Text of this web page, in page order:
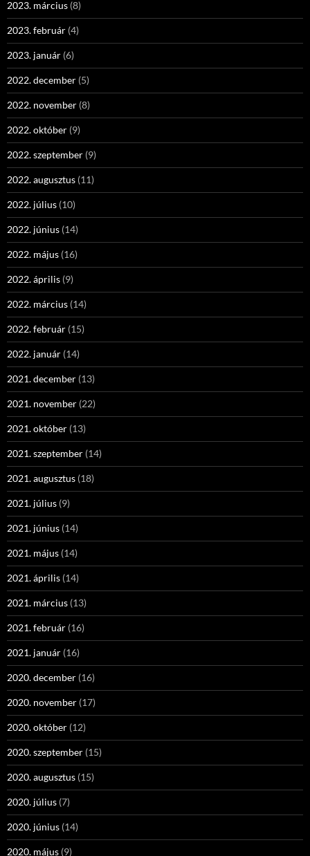
2023. március (8)
2023. február (4)
2023. január (6)
2022. december (5)
2022. november (8)
2022. október (9)
2022. szeptember (9)
2022. augusztus (11)
2022. július (10)
2022. június (14)
2022. május (16)
2022. április (9)
2022. március (14)
2022. február (15)
2022. január (14)
2021. december (13)
2021. november (22)
2021. október (13)
2021. szeptember (14)
2021. augusztus (18)
2021. július (9)
2021. június (14)
2021. május (14)
2021. április (14)
2021. március (13)
2021. február (16)
2021. január (16)
2020. december (16)
2020. november (17)
2020. október (12)
2020. szeptember (15)
2020. augusztus (15)
2020. július (7)
2020. június (14)
2020. május (9)